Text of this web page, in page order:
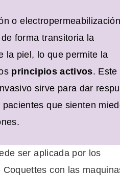
o electropermeabilización
forma transitoria la
la piel, lo que permite la
principios activos. Este
sirve para dar
que sienten
.
ser aplicada por los
Coquettes con las